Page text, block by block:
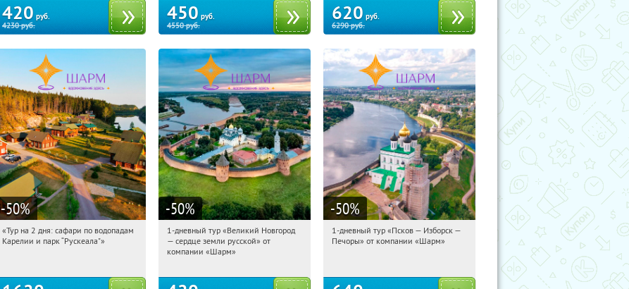
420 руб.
4230руб.
450 руб.
4550руб.
620 руб.
6290руб.
-50%
04:00:58 Купили:
«Тур на 2 дня: сафари по водопадам
Карелии и парк “Рускеала"»
-50%
04:00:58 Купили:22
Достоевская
1-дневный тур «Великий Новгород
— сердце земли русской» от
компании «Шарм»
-50%
04:00:58 Купили:12
1-дневный тур «Псков — Изборск —
Печоры» от компании «Шарм»